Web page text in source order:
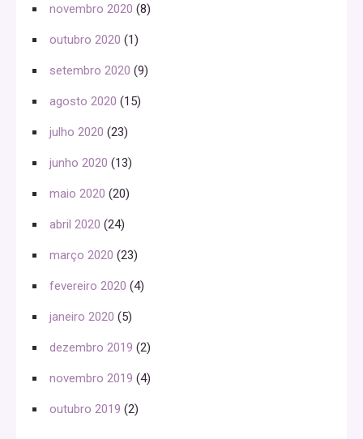
novembro 2020 (8)
outubro 2020 (1)
setembro 2020 (9)
agosto 2020 (15)
julho 2020 (23)
junho 2020 (13)
maio 2020 (20)
abril 2020 (24)
março 2020 (23)
fevereiro 2020 (4)
janeiro 2020 (5)
dezembro 2019 (2)
novembro 2019 (4)
outubro 2019 (2)